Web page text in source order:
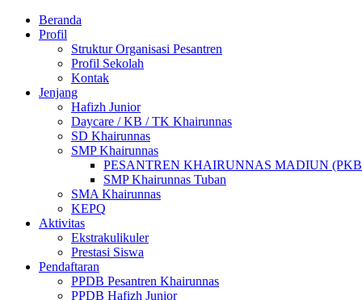
Beranda
Profil
Struktur Organisasi Pesantren
Profil Sekolah
Kontak
Jenjang
Hafizh Junior
Daycare / KB / TK Khairunnas
SD Khairunnas
SMP Khairunnas
PESANTREN KHAIRUNNAS MADIUN
SMP Khairunnas Tuban
SMA Khairunnas
KEPQ
Aktivitas
Ekstrakulikuler
Prestasi Siswa
Pendaftaran
PPDB Pesantren Khairunnas
PPDB Hafizh Junior